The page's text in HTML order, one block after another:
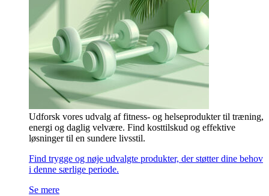
Udforsk vores udvalg af fitness- og helseprodukter til træning,
energi og daglig velvære. Find kosttilskud og effektive
løsninger til en sundere livsstil.
Find trygge og nøje udvalgte produkter, der støtter dine behov
i denne særlige periode.
Se mere